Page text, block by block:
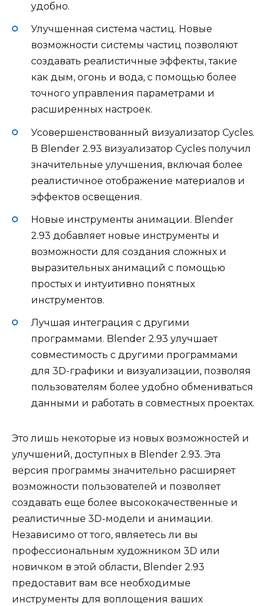
удобно.
Улучшенная система частиц. Новые
возможности системы частиц позволяют
создавать реалистичные эффекты, такие
как дым, огонь и вода, с помощью более
точного управления параметрами и
расширенных настроек.
Усовершенствованный визуализатор Cycles.
В Blender 2.93 визуализатор Cycles получил
значительные улучшения, включая более
реалистичное отображение материалов и
эффектов освещения.
Новые инструменты анимации. Blender
2.93 добавляет новые инструменты и
возможности для создания сложных и
выразительных анимаций с помощью
простых и интуитивно понятных
инструментов.
Лучшая интеграция с другими
программами. Blender 2.93 улучшает
совместимость с другими программами
для 3D-графики и визуализации, позволяя
пользователям более удобно обмениваться
данными и работать в совместных проектах.
Это лишь некоторые из новых возможностей и
улучшений, доступных в Blender 2.93. Эта
версия программы значительно расширяет
возможности пользователей и позволяет
создавать еще более высококачественные и
реалистичные 3D-модели и анимации.
Независимо от того, являетесь ли вы
профессиональным художником 3D или
новичком в этой области, Blender 2.93
предоставит вам все необходимые
инструменты для воплощения ваших